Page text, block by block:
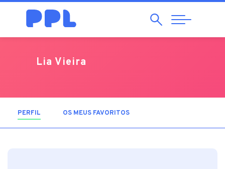
Pesquisar
Abrir
Navegação
Lia Vieira
PERFIL (SEPARADOR ATIVO)
OS MEUS FAVORITOS